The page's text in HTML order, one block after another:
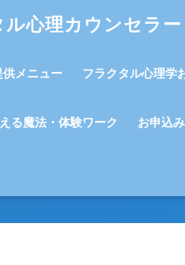
心理カウンセラ
メニュー フラクタル心理学
る魔法・体験ワーク お申込